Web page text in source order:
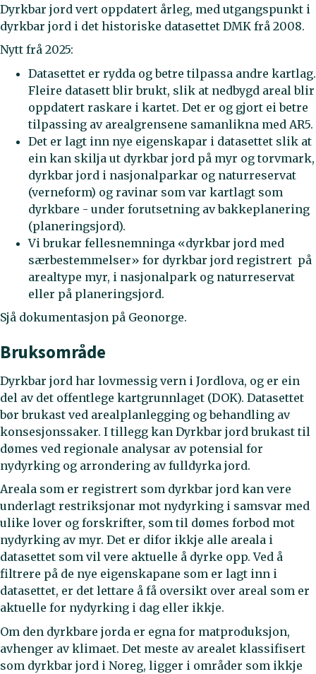
Dyrkbar jord vert oppdatert årleg, med utgangspunkt i
dyrkbar jord i det historiske datasettet DMK frå 2008.
Nytt frå 2025:
Datasettet er rydda og betre tilpassa andre kartlag.
Fleire datasett blir brukt, slik at nedbygd areal blir
oppdatert raskare i kartet. Det er og gjort ei betre
tilpassing av arealgrensene samanlikna med AR5.
Det er lagt inn nye eigenskapar i datasettet slik at
ein kan skilja ut dyrkbar jord på myr og torvmark,
dyrkbar jord i nasjonalparkar og naturreservat
(verneform) og ravinar som var kartlagt som
dyrkbare - under forutsetning av bakkeplanering
(planeringsjord).
Vi brukar fellesnemninga «dyrkbar jord med
særbestemmelser» for dyrkbar jord registrert på
arealtype myr, i nasjonalpark og naturreservat
eller på planeringsjord.
Sjå dokumentasjon på Geonorge.
Bruksområde
Dyrkbar jord har lovmessig vern i Jordlova, og er ein
del av det offentlege kartgrunnlaget (DOK). Datasettet
bør brukast ved arealplanlegging og behandling av
konsesjonssaker. I tillegg kan Dyrkbar jord brukast til
dømes ved regionale analysar av potensial for
nydyrking og arrondering av fulldyrka jord.
Areala som er registrert som dyrkbar jord kan vere
underlagt restriksjonar mot nydyrking i samsvar med
ulike lover og forskrifter, som til dømes forbod mot
nydyrking av myr. Det er difor ikkje alle areala i
datasettet som vil vere aktuelle å dyrke opp. Ved å
filtrere på de nye eigenskapane som er lagt inn i
datasettet, er det lettare å få oversikt over areal som er
aktuelle for nydyrking i dag eller ikkje.
Om den dyrkbare jorda er egna for matproduksjon,
avhenger av klimaet. Det meste av arealet klassifisert
som dyrkbar jord i Noreg, ligger i områder som ikkje